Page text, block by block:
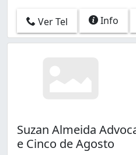
Ver Tel Info
Suzan Almeida
e Cinco de Agosto